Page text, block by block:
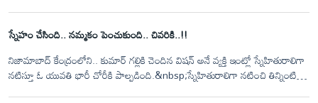
కల్పించేందుకు ఏర్పాట్లు చేస్తుంది టిటిడి.&nbsp;
స్నేహం చేసింది.. నమ్మకం పెంచుకుంది.. చివరికి..!!
నిజామాబాద్ కేంద్రంలోని.. కుమార్ గల్లికి చెందిన విషన్ అనే వ్యక్తి ఇంట్లో స్నేహితురాలిగా
నటిస్తూ ఓ యువతి భారీ చోరీకి పాల్పడింది.&nbsp;స్నేహితురాలిగా నటించి తిన్నింటికే